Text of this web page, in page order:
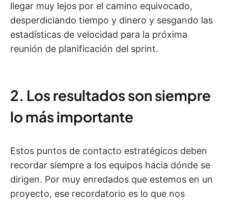
llegar muy lejos por el camino equivocado,
desperdiciando tiempo y dinero y sesgando las
estadísticas de velocidad para la próxima
reunión de planificación del sprint.
2. Los resultados son siempre
lo más importante
Estos puntos de contacto estratégicos deben
recordar siempre a los equipos hacia dónde se
dirigen. Por muy enredados que estemos en un
proyecto, ese recordatorio es lo que nos